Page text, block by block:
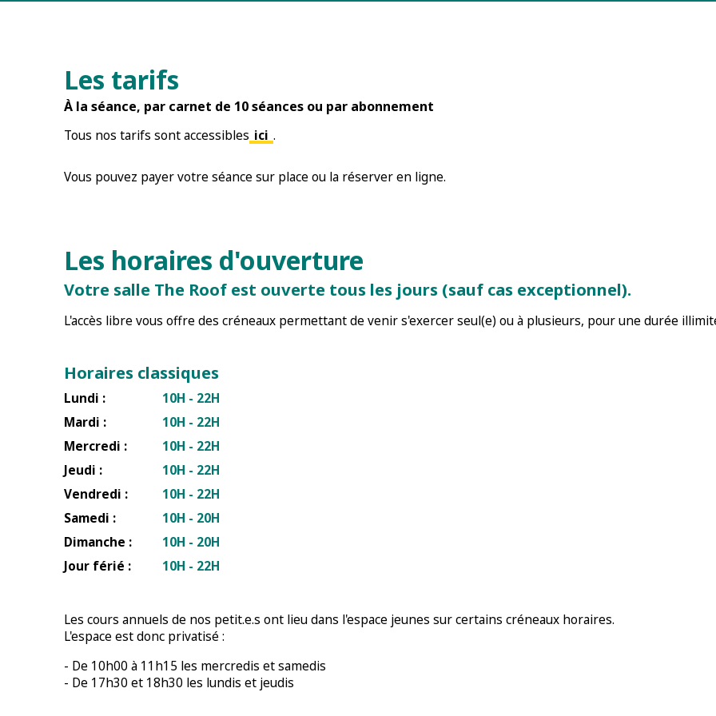
Les tarifs
À la séance, par carnet de 10 séances ou par abonnement
Tous nos tarifs sont accessibles ici .
Vous pouvez payer votre séance sur place ou la réserver en ligne.
Les horaires d'ouverture
Votre salle The Roof est ouverte tous les jours (sauf cas exceptionnel).
L'accès libre vous offre des créneaux permettant de venir s'exercer seul(e) ou à plusieurs, pour une durée
Horaires classiques
Lundi :
10H - 22H
Mardi :
10H - 22H
Mercredi :
10H - 22H
Jeudi :
10H - 22H
Vendredi :
10H - 22H
Samedi :
10H - 20H
Dimanche :
10H - 20H
Jour férié :
10H - 22H
Les cours annuels de nos petit.e.s ont lieu dans l'espace jeunes sur certains créneaux horaires.
L'espace est donc privatisé :
- De 10h00 à 11h15 les mercredis et samedis
- De 17h30 et 18h30 les lundis et jeudis